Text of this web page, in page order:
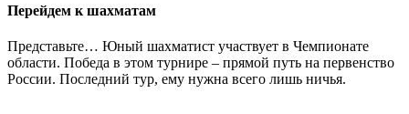
Перейдем к шахматам
Представьте… Юный шахматист участвует в Чемпионате
области. Победа в этом турнире – прямой путь на первенство
России. Последний тур, ему нужна всего лишь ничья.